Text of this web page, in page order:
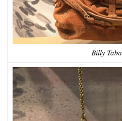
Billy